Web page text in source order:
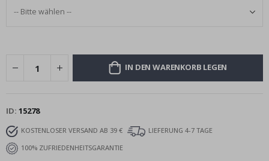
IN DEN WARENKORB LEGEN
ID 15278
KOSTENLOSER VERSAND AB 39 €
LIEFERUNG 4-7 TAGE
100% ZUFRIEDENHEITSGARANTIE